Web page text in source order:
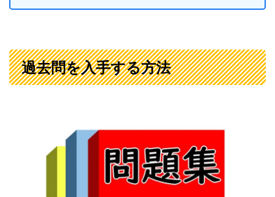
過去問を入手する方法